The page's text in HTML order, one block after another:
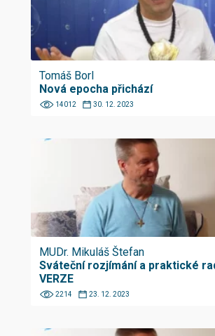
Tomáš Borl
Nová epocha přichází
14012 30. 12. 2023
MUDr. Mikuláš Štefan
Sváteční rozjímání a praktické
VERZE
2214 23. 12. 2023